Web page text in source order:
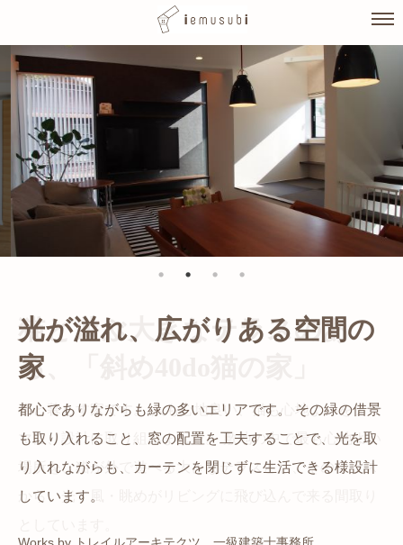
Skip
content
猫と暮らす家です。 人も心地良い、猫も心地よいをテー
マに、設計に取り組みました。 敷地の中で最も心地よい
場所を、猫が外で遊べる大きなテラスとし、そのテラス
から、光・風・眺めがリビングに飛び込んで来る間取り
光が溢れ、広がりある空間の
家
都心でありながらも緑の多いエリアです。 その緑の借景
も取り入れること、窓の配置を工夫することで、光を取
り入れながらも、カーテンを閉じずに生活できる様設計
しています。
自然の中の岩山を切り開いて造った、ワイルドなゲスト
ハウスをイメージした空間が広がる都市型住宅です。
かつての機織り工場が、その趣を残しつつ孫世帯の住居
へと蘇りました。